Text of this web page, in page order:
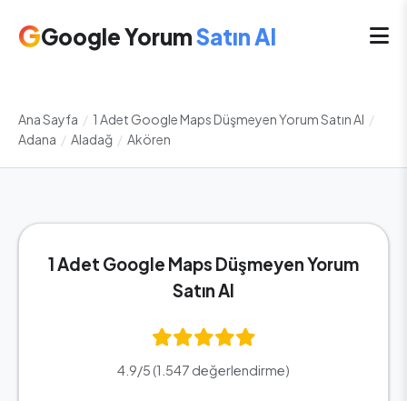
GGoogle YorumSatın Al
Ana Sayfa / 1 Adet Google Maps Düşmeyen Yorum Satın Al /
Adana / Aladağ / Akören
1 Adet Google Maps Düşmeyen Yorum
Satın Al
4.9/5 (1.547 değerlendirme)